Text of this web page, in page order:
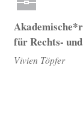
für Rechts-
Vivien Töpfer